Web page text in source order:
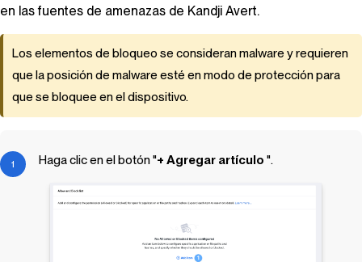
en las fuentes de amenazas de Kandji Avert.
Los elementos de bloqueo se consideran malware y requieren
que la posición de malware esté en modo de protección para
que se bloquee en el dispositivo.
Haga clic en el botón "+ Agregar artículo ".